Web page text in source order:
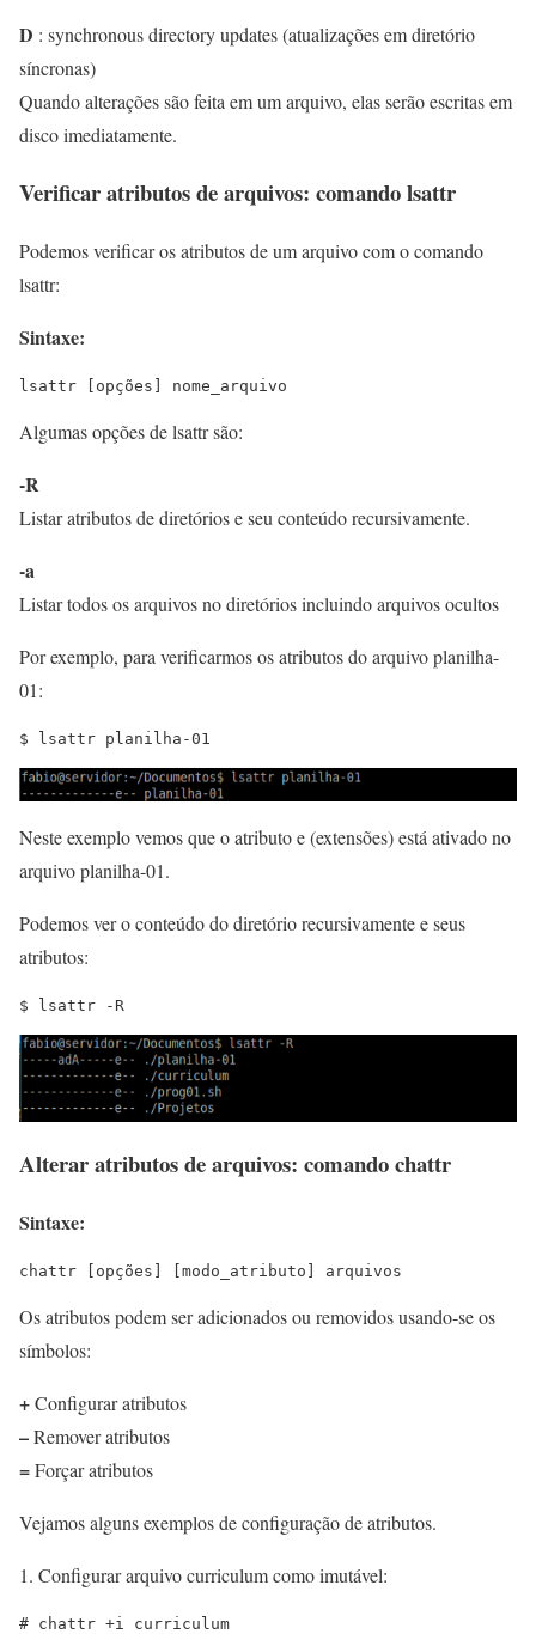
D : synchronous directory updates (atualizações em diretório
síncronas)
Quando alterações são feita em um arquivo, elas serão escritas em
disco imediatamente.
Verificar atributos de arquivos: comando lsattr
Podemos verificar os atributos de um arquivo com o comando
lsattr:
Sintaxe:
lsattr [opções] nome_arquivo
Algumas opções de lsattr são:
-R
Listar atributos de diretórios e seu conteúdo recursivamente.
-a
Listar todos os arquivos no diretórios incluindo arquivos ocultos
Por exemplo, para verificarmos os atributos do arquivo planilha-
01:
$ lsattr planilha-01
Neste exemplo vemos que o atributo e (extensões) está ativado no
arquivo planilha-01.
Podemos ver o conteúdo do diretório recursivamente e seus
atributos:
$ lsattr -R
Alterar atributos de arquivos: comando chattr
Sintaxe:
chattr [opções] [modo_atributo] arquivos
Os atributos podem ser adicionados ou removidos usando-se os
símbolos:
+Configurar atributos
–Remover atributos
=Forçar atributos
Vejamos alguns exemplos de configuração de atributos.
1. Configurar arquivo curriculum como imutável:
# chattr +i curriculum